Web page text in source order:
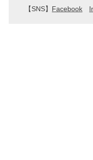
【SNS】 Facebook